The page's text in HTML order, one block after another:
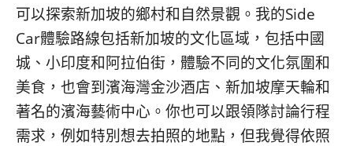
可以探索新加坡的鄉村和自然景觀。我的Side
Car體驗路線包括新加坡的文化區域，包括中國
城、小印度和阿拉伯街，體驗不同的文化氛圍和
美食，也會到濱海灣金沙酒店、新加坡摩天輪和
著名的濱海藝術中心。你也可以跟領隊討論行程
需求，例如特別想去拍照的地點，但我覺得依照